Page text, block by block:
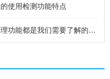
使用检测功能特点
电池内阻测试仪的测试跟管理功能都是我们需要了解的基本情况